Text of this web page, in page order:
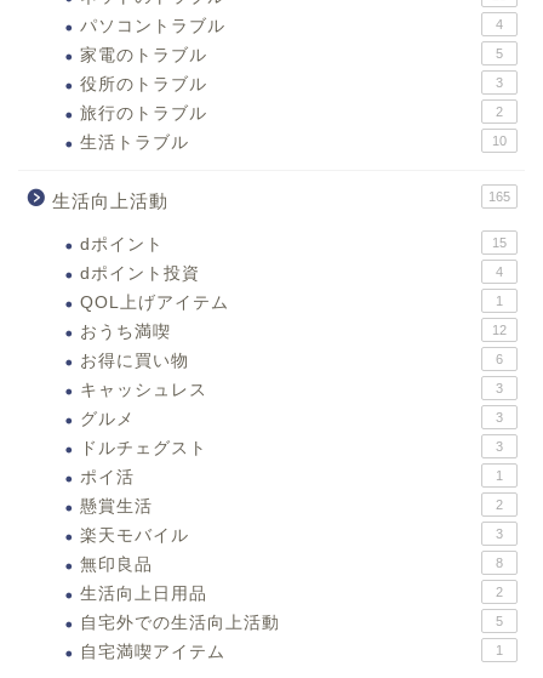
パソコントラブル 4
家電のトラブル 5
役所のトラブル 3
旅行のトラブル 2
生活トラブル 10
生活向上活動 165
dポイント 15
dポイント投資 4
QOL上げアイテム 1
おうち満喫 12
お得に買い物 6
キャッシュレス 3
グルメ 3
ドルチェグスト 3
ポイ活 1
懸賞生活 2
楽天モバイル 3
無印良品 8
生活向上日用品 2
自宅外での生活向上活動 5
自宅満喫アイテム 1